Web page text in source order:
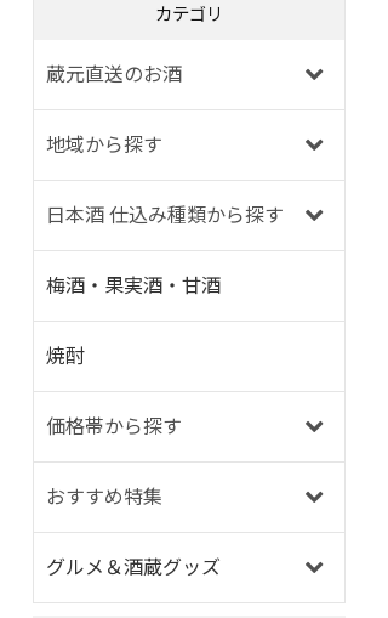
カテゴリ
蔵元直送のお酒
地域から探す
日本酒 仕込み種類から探す
梅酒・果実酒・甘酒
焼酎
価格帯から探す
おすすめ特集
グルメ＆酒蔵グッズ